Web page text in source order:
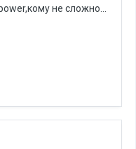
не сложно...